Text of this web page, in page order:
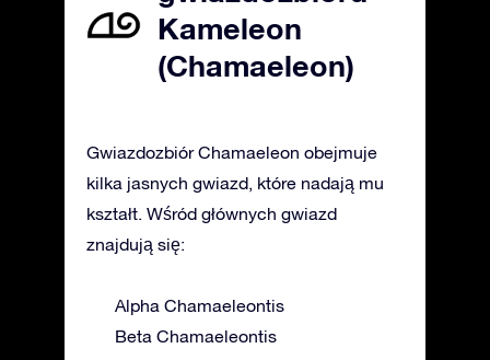
Kameleon
(Chamaeleon)
Gwiazdozbiór Chamaeleon obejmuje
kilka jasnych gwiazd, które nadają mu
kształt. Wśród głównych gwiazd
znajdują się:
Alpha Chamaeleontis
Beta Chamaeleontis